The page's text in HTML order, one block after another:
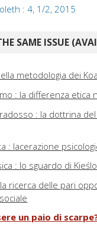
: 4, 1/2, 2015
SAME ISSUE
metodologia dei
: la differenza etica
: la dottrina
: lacerazione
: lo sguardo di
ricerca delle pari
un paio di